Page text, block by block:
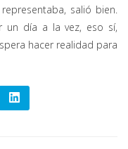
salió bien.
un día a la vez, eso sí,
hacer realidad para